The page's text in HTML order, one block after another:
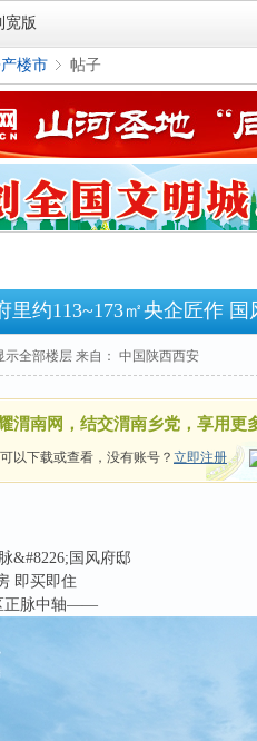
宽版
楼市
›
帖子
里约113~173㎡央企匠作
示全部楼层 来自： 中国陕西西安
渭南网，结交渭南乡党，享用更
以下载或查看，没有账号？ 立即注册 |
&#8226;国风府邸
即买即住
正脉中轴——